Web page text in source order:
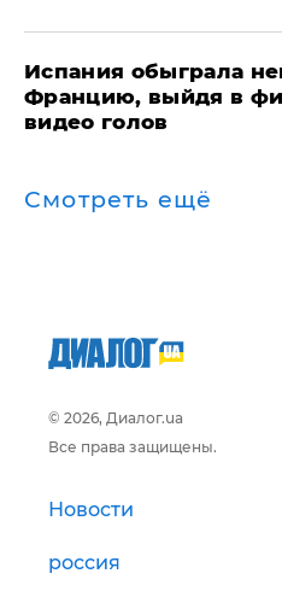
Испания обыграла
Францию, выйдя в
видео голов
Смотреть ещё
© 2026, Диалог.ua
Все права защищены.
Новости
россия